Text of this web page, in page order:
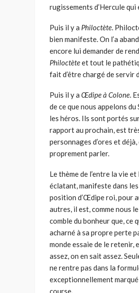
rugissements d’Hercule
Puis il y a Philoctète.
bien manifeste. On l’a
encore lui demander de
Philoctèteet tout le
fait d’être chargé de servir
Puis il y a Œdipe à Colone.
de ce que nous appelons
les héros. Ils sont portés
rapport au prochain, est très
personnages d’ores et
proprement par­ler.
Le thème de l’entre la vie
éclatant, manifeste dans
position d’Œdipe roi, pour
autres, il est, comme nous
comble du bonheur que, ce
acharné à sa propre perte
monde essaie de le rete­nir,
assez, on en sait assez.
ne rentre pas dans la
exceptionnelle­ment
course.